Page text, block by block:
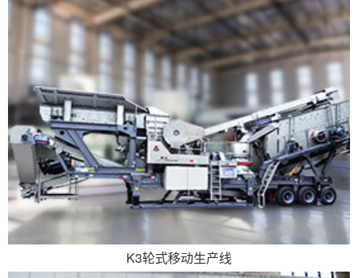
K3轮式移动生产线